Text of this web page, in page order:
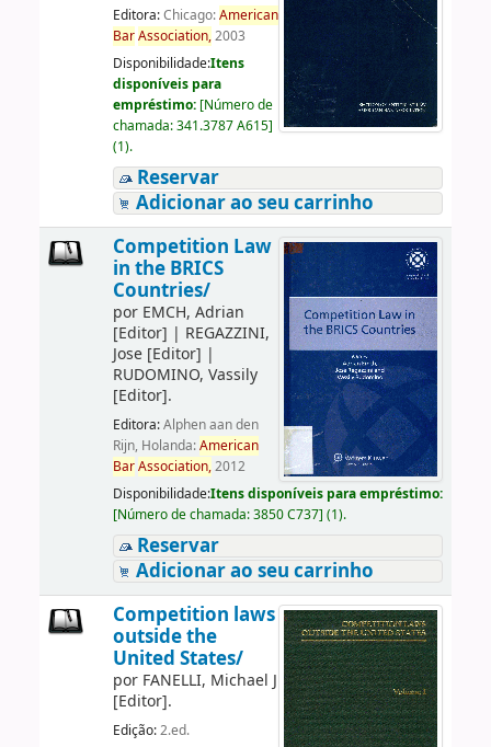
Editora:Chicago:American
BarAssociation,2003
Disponibilidade:Itens
disponíveis para
empréstimo: [Número de
chamada:341.3787 A615]
(1).
Reservar
Adicionar ao seu carrinho
Competition Law
in the BRICS
Countries/
por EMCH, Adrian
[Editor] | REGAZZINI,
Jose[Editor] |
RUDOMINO, Vassily
[Editor].
Editora:Alphen aan den
Rijn, Holanda:American
BarAssociation,2012
Disponibilidade:Itens disponíveis para empréstimo:
[Número de chamada:3850 C737] (1).
Reservar
Adicionar ao seu carrinho
Competition laws
outside the
United States/
por FANELLI, Michael J
[Editor].
Edição:2.ed.